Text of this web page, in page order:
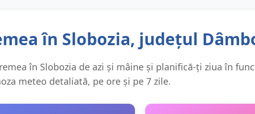
în Slobozia, județul
în Slobozia de azi și mâine și planifică-ți ziua în
meteo detaliată, pe ore și pe 7 zile.